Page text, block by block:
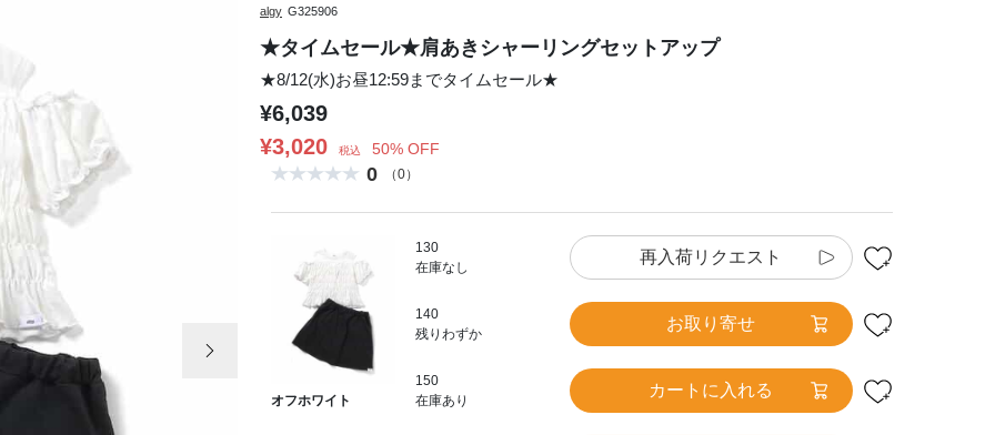
algy G325906
★タイムセール★肩あきシャーリングセットアップ
★8/12(水)お昼12:59までタイムセール★
¥6,039
¥3,020
税込 50% OFF
0 （0）
オフホワイト
130
在庫なし
再入荷リクエスト
140
残りわずか
お取り寄せ
150
在庫あり
カートに入れる